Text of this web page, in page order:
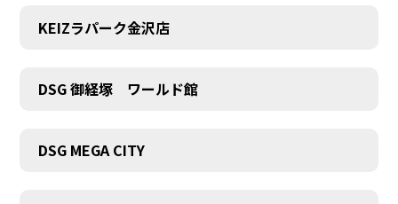
KEIZラパーク金沢店
DSG 御経塚 ワールド館
DSG MEGA CITY